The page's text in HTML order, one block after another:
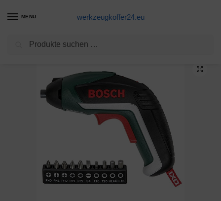
MENU werkzeugkoffer24.eu
Akkuschrauber Produkte